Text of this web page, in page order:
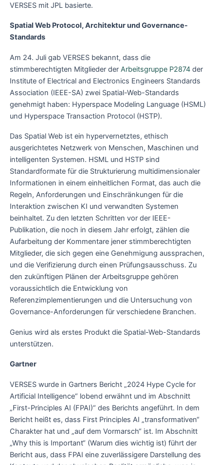
VERSES mit JPL basierte.
Spatial Web Protocol, Architektur und Governance-
Standards
Am 24. Juli gab VERSES bekannt, dass die
stimmberechtigten Mitglieder der Arbeitsgruppe P2874 der
Institute of Electrical and Electronics Engineers Standards
Association (IEEE-SA) zwei Spatial-Web-Standards
genehmigt haben: Hyperspace Modeling Language (HSML)
und Hyperspace Transaction Protocol (HSTP).
Das Spatial Web ist ein hypervernetztes, ethisch
ausgerichtetes Netzwerk von Menschen, Maschinen und
intelligenten Systemen. HSML und HSTP sind
Standardformate für die Strukturierung multidimensionaler
Informationen in einem einheitlichen Format, das auch die
Regeln, Anforderungen und Einschränkungen für die
Interaktion zwischen KI und verwandten Systemen
beinhaltet. Zu den letzten Schritten vor der IEEE-
Publikation, die noch in diesem Jahr erfolgt, zählen die
Aufarbeitung der Kommentare jener stimmberechtigten
Mitglieder, die sich gegen eine Genehmigung aussprachen,
und die Verifizierung durch einen Prüfungsausschuss. Zu
den zukünftigen Plänen der Arbeitsgruppe gehören
voraussichtlich die Entwicklung von
Referenzimplementierungen und die Untersuchung von
Governance-Anforderungen für verschiedene Branchen.
Genius wird als erstes Produkt die Spatial-Web-Standards
unterstützen.
Gartner
VERSES wurde in Gartners Bericht „2024 Hype Cycle for
Artificial Intelligence“ lobend erwähnt und im Abschnitt
„First-Principles AI (FPAI)“ des Berichts angeführt. In dem
Bericht heißt es, dass First Principles AI „transformativen“
Charakter hat und „auf dem Vormarsch“ ist. Im Abschnitt
„Why this is Important“ (Warum dies wichtig ist) führt der
Bericht aus, dass FPAI eine zuverlässigere Darstellung des